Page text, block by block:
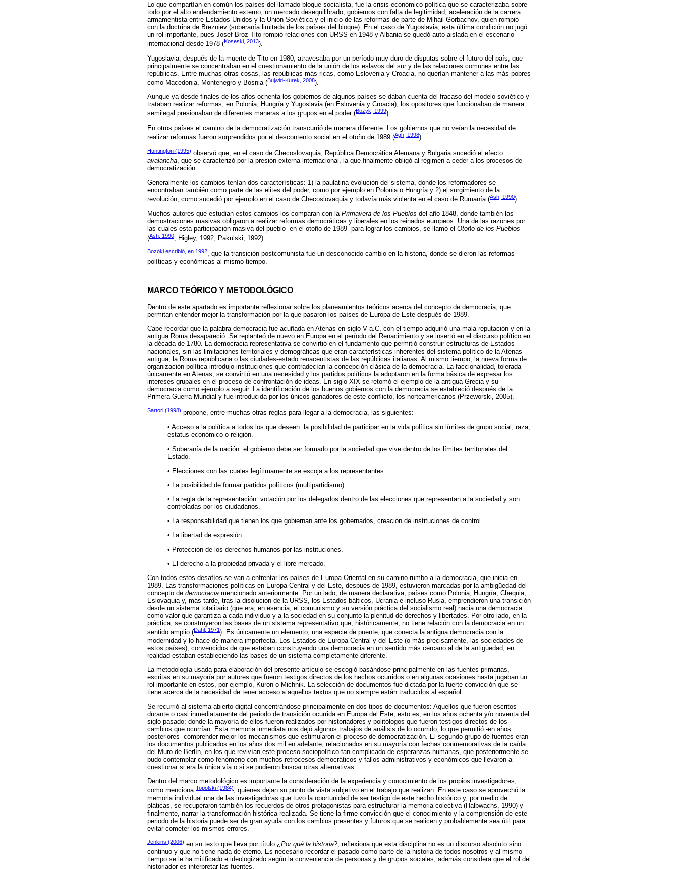
Lo que compartían en común los países del llamado bloque socialista, fue la crisis económico-política que se caracterizaba sobre
todo por el alto endeudamiento externo, un mercado desequilibrado, gobiernos con falta de legitimidad, aceleración de la carrera
armamentista entre Estados Unidos y la Unión Soviética y el inicio de las reformas de parte de Mihail Gorbachov, quien rompió
con la doctrina de Brezniev (soberanía limitada de los países del bloque). En el caso de Yugoslavia, esta última condición no jugó
un rol importante, pues Josef Broz Tito rompió relaciones con URSS en 1948 y Albania se quedó auto aislada en el escenario
internacional desde 1978 (Koseski, 2013).
Yugoslavia, después de la muerte de Tito en 1980, atravesaba por un período muy duro de disputas sobre el futuro del país, que
principalmente se concentraban en el cuestionamiento de la unión de los eslavos del sur y de las relaciones comunes entre las
repúblicas. Entre muchas otras cosas, las repúblicas más ricas, como Eslovenia y Croacia, no querían mantener a las más pobres
como Macedonia, Montenegro y Bosnia (Bujwid-Kurek, 2008).
Aunque ya desde finales de los años ochenta los gobiernos de algunos países se daban cuenta del fracaso del modelo soviético y
trataban realizar reformas, en Polonia, Hungría y Yugoslavia (en Eslovenia y Croacia), los opositores que funcionaban de manera
semilegal presionaban de diferentes maneras a los grupos en el poder (Bozyk, 1999).
En otros países el camino de la democratización transcurrió de manera diferente. Los gobiernos que no veían la necesidad de
realizar reformas fueron sorprendidos por el descontento social en el otoño de 1989 (Agh, 1998).
Huntington (1995) observó que, en el caso de Checoslovaquia, República Democrática Alemana y Bulgaria sucedió el efecto
avalancha , que se caracterizó por la presión externa internacional, la que finalmente obligó al régimen a ceder a los procesos de
democratización.
Generalmente los cambios tenían dos características: 1) la paulatina evolución del sistema, donde los reformadores se
encontraban también como parte de las elites del poder, como por ejemplo en Polonia o Hungría y 2) el surgimiento de la
revolución, como sucedió por ejemplo en el caso de Checoslovaquia y todavía más violenta en el caso de Rumanía (Ash, 1990).
Muchos autores que estudian estos cambios los comparan con la Primavera de los Pueblos del año 1848, donde también las
demostraciones masivas obligaron a realizar reformas democráticas y liberales en los reinados europeos. Una de las razones por
las cuales esta participación masiva del pueblo -en el otoño de 1989- para lograr los cambios, se llamó el Otoño de los Pueblos
(Ash, 1990; Higley, 1992; Pakulski, 1992).
Bozóki escribió, en 1992, que la transición postcomunista fue un desconocido cambio en la historia, donde se dieron las reformas
políticas y económicas al mismo tiempo.
MARCO TEÓRICO Y METODOLÓGICO
Dentro de este apartado es importante reflexionar sobre los planeamientos teóricos acerca del concepto de democracia, que
permitan entender mejor la transformación por la que pasaron los países de Europa de Este después de 1989.
Cabe recordar que la palabra democracia fue acuñada en Atenas en siglo V a.C, con el tiempo adquirió una mala reputación y en la
antigua Roma desapareció. Se replanteó de nuevo en Europa en el período del Renacimiento y se insertó en el discurso político en
la década de 1780. La democracia representativa se convirtió en el fundamento que permitió construir estructuras de Estados
nacionales, sin las limitaciones territoriales y demográficas que eran características inherentes del sistema político de la Atenas
antigua, la Roma republicana o las ciudades-estado renacentistas de las repúblicas italianas. Al mismo tiempo, la nueva forma de
organización política introdujo instituciones que contradecían la concepción clásica de la democracia. La faccionalidad, tolerada
únicamente en Atenas, se convirtió en una necesidad y los partidos políticos la adoptaron en la forma básica de expresar los
intereses grupales en el proceso de confrontación de ideas. En siglo XIX se retomó el ejemplo de la antigua Grecia y su
democracia como ejemplo a seguir. La identificación de los buenos gobiernos con la democracia se estableció después de la
Primera Guerra Mundial y fue introducida por los únicos ganadores de este conflicto, los norteamericanos (Przeworski, 2005).
Sartori (1998) propone, entre muchas otras reglas para llegar a la democracia, las siguientes:
• Acceso a la política a todos los que deseen: la posibilidad de participar en la vida política sin límites de grupo social, raza,
estatus económico o religión.
• Soberanía de la nación: el gobierno debe ser formado por la sociedad que vive dentro de los límites territoriales del
Estado.
• Elecciones con las cuales legítimamente se escoja a los representantes.
• La posibilidad de formar partidos políticos (multipartidismo).
• La regla de la representación: votación por los delegados dentro de las elecciones que representan a la sociedad y son
controladas por los ciudadanos.
• La responsabilidad que tienen los que gobiernan ante los gobernados, creación de instituciones de control.
• La libertad de expresión.
• Protección de los derechos humanos por las instituciones.
• El derecho a la propiedad privada y el libre mercado.
Con todos estos desafíos se van a enfrentar los países de Europa Oriental en su camino rumbo a la democracia, que inicia en
1989. Las transformaciones políticas en Europa Central y del Este, después de 1989, estuvieron marcadas por la ambigüedad del
concepto de democracia mencionado anteriormente. Por un lado, de manera declarativa, países como Polonia, Hungría, Chequia,
Eslovaquia y, más tarde, tras la disolución de la URSS, los Estados bálticos, Ucrania e incluso Rusia, emprendieron una transición
desde un sistema totalitario (que era, en esencia, el comunismo y su versión práctica del socialismo real) hacia una democracia
como valor que garantiza a cada individuo y a la sociedad en su conjunto la plenitud de derechos y libertades. Por otro lado, en la
práctica, se construyeron las bases de un sistema representativo que, históricamente, no tiene relación con la democracia en un
sentido amplio (Dahl, 1971). Es únicamente un elemento, una especie de puente, que conecta la antigua democracia con la
modernidad y lo hace de manera imperfecta. Los Estados de Europa Central y del Este (o más precisamente, las sociedades de
estos países), convencidos de que estaban construyendo una democracia en un sentido más cercano al de la antigüedad, en
realidad estaban estableciendo las bases de un sistema completamente diferente.
La metodología usada para elaboración del presente artículo se escogió basándose principalmente en las fuentes primarias,
escritas en su mayoría por autores que fueron testigos directos de los hechos ocurridos o en algunas ocasiones hasta jugaban un
rol importante en estos, por ejemplo, Kuron o Michnik. La selección de documentos fue dictada por la fuerte convicción que se
tiene acerca de la necesidad de tener acceso a aquellos textos que no siempre están traducidos al español.
Se recurrió al sistema abierto digital concentrándose principalmente en dos tipos de documentos: Aquellos que fueron escritos
durante o casi inmediatamente del periodo de transición ocurrida en Europa del Este, esto es, en los años ochenta y/o noventa del
siglo pasado; donde la mayoría de ellos fueron realizados por historiadores y politólogos que fueron testigos directos de los
cambios que ocurrían. Esta memoria inmediata nos dejó algunos trabajos de análisis de lo ocurrido, lo que permitió -en años
posteriores- comprender mejor los mecanismos que estimularon el proceso de democratización. El segundo grupo de fuentes eran
los documentos publicados en los años dos mil en adelante, relacionados en su mayoría con fechas conmemorativas de la caída
del Muro de Berlín, en los que revivían este proceso sociopolítico tan complicado de esperanzas humanas, que posteriormente se
pudo contemplar como fenómeno con muchos retrocesos democráticos y fallos administrativos y económicos que llevaron a
cuestionar si era la única vía o si se pudieron buscar otras alternativas.
Dentro del marco metodológico es importante la consideración de la experiencia y conocimiento de los propios investigadores,
como menciona Topolski (1984), quienes dejan su punto de vista subjetivo en el trabajo que realizan. En este caso se aprovechó la
memoria individual una de las investigadoras que tuvo la oportunidad de ser testigo de este hecho histórico y, por medio de
pláticas, se recuperaron también los recuerdos de otros protagonistas para estructurar la memoria colectiva (Halbwachs, 1990) y
finalmente, narrar la transformación histórica realizada. Se tiene la firme convicción que el conocimiento y la comprensión de este
periodo de la historia puede ser de gran ayuda con los cambios presentes y futuros que se realicen y probablemente sea útil para
evitar cometer los mismos errores.
Jenkins (2006) en su texto que lleva por título ¿Por qué la historia?, reflexiona que esta disciplina no es un discurso absoluto sino
continuo y que no tiene nada de eterno. Es necesario recordar el pasado como parte de la historia de todos nosotros y al mismo
tiempo se le ha mitificado e ideologizado según la conveniencia de personas y de grupos sociales; además considera que el rol del
historiador es interpretar las fuentes.